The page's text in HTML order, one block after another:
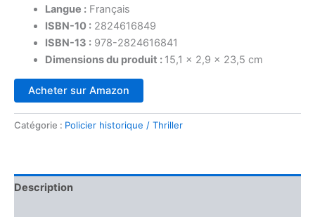
Langue :Français
ISBN-10 :2824616849
ISBN-13 :978-2824616841
Dimensions du produit : 15,1 x 2,9 x 23,5 cm
Acheter sur Amazon
Catégorie : Policier historique / Thriller
Description